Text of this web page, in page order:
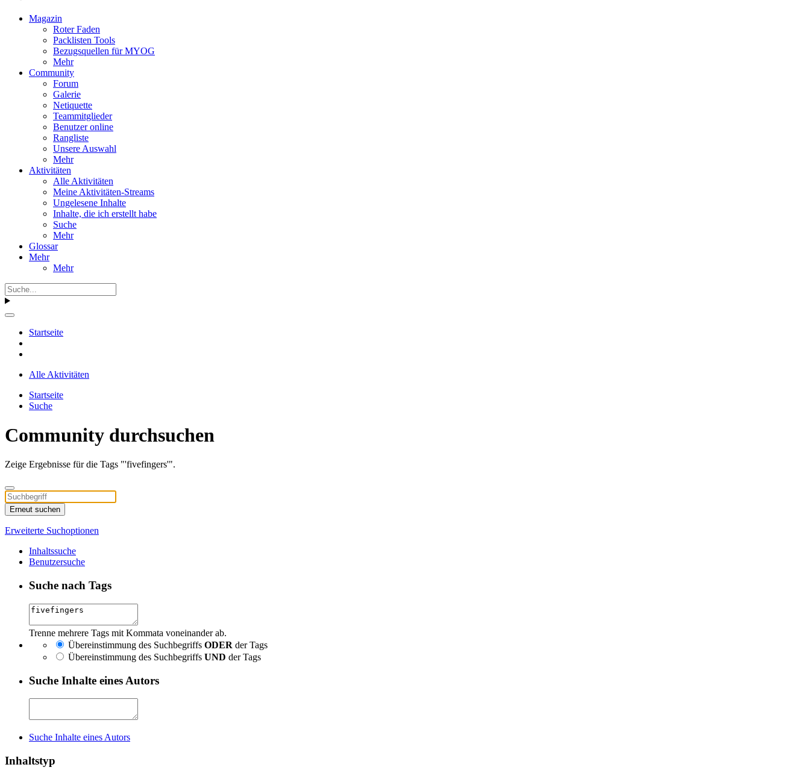
Magazin
Roter Faden
Packlisten Tools
Bezugsquellen für MYOG
Mehr
Community
Forum
Galerie
Netiquette
Teammitglieder
Benutzer online
Rangliste
Unsere Auswahl
Mehr
Aktivitäten
Alle Aktivitäten
Meine Aktivitäten-Streams
Ungelesene Inhalte
Inhalte, die ich erstellt habe
Suche
Mehr
Glossar
Mehr
Mehr
Startseite
Alle Aktivitäten
Startseite
Suche
Community durchsuchen
Zeige Ergebnisse für die Tags "'fivefingers'".
Erneut suchen
Erweiterte Suchoptionen
Inhaltssuche
Benutzersuche
Suche nach Tags
Trenne mehrere Tags mit Kommata voneinander ab.
Übereinstimmung des Suchbegriffs ODER der Tags
Übereinstimmung des Suchbegriffs UND der Tags
Suche Inhalte eines Autors
Suche Inhalte eines Autors
Inhaltstyp